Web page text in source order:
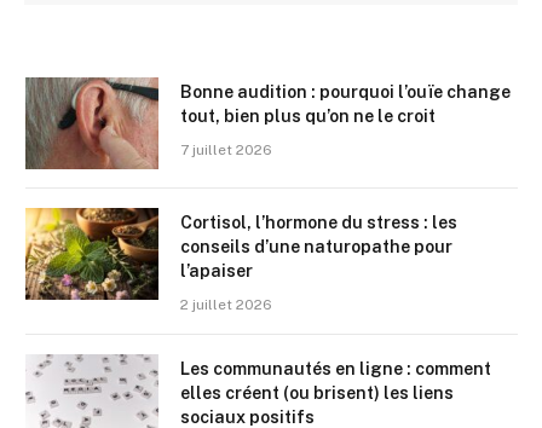
Bonne audition : pourquoi l’ouïe change
tout, bien plus qu’on ne le croit
7 juillet 2026
Cortisol, l’hormone du stress : les
conseils d’une naturopathe pour
l’apaiser
2 juillet 2026
Les communautés en ligne : comment
elles créent (ou brisent) les liens
sociaux positifs